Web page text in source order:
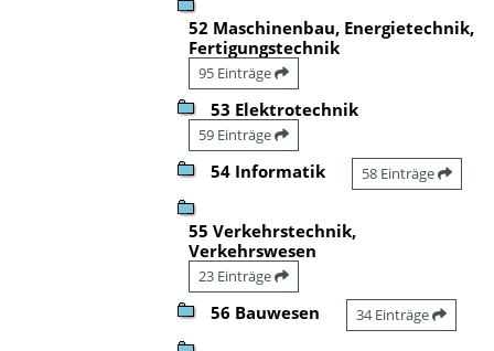
52 Maschinenbau, Energietechnik,
Fertigungstechnik
95 Einträge
53 Elektrotechnik
59 Einträge
54 Informatik 58 Einträge
55 Verkehrstechnik,
Verkehrswesen
23 Einträge
56 Bauwesen 34 Einträge